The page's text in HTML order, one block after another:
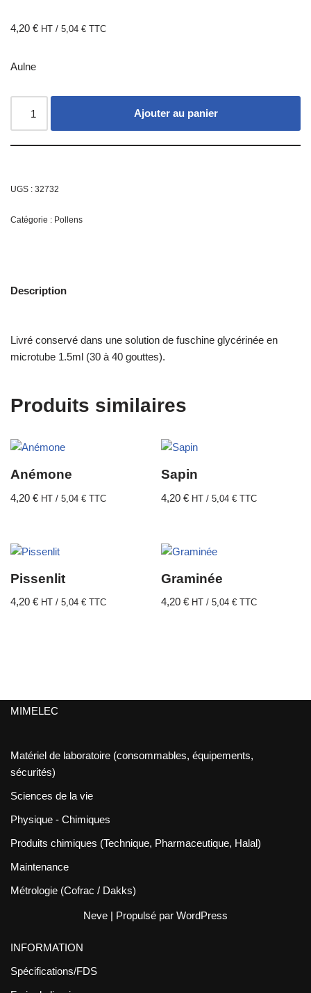
4,20 € HT / 5,04 € TTC
Aulne
Ajouter au panier
UGS : 32732
Catégorie : Pollens
Description
Livré conservé dans une solution de fuschine glycérinée en
microtube 1.5ml (30 à 40 gouttes).
Produits similaires
Anémone
4,20 € HT / 5,04 € TTC
Sapin
4,20€ HT /5,04€ TTC
Pissenlit
4,20 € HT / 5,04 € TTC
Graminée
4,20€ HT /5,04€ TTC
MIMELEC
Matériel de laboratoire (consommables, équipements,
sécurités)
Sciences de la vie
Physique - Chimiques
Produits chimiques (Technique, Pharmaceutique, Halal)
Maintenance
Métrologie (Cofrac / Dakks)
Neve | Propulsé par WordPress
INFORMATION
Spécifications/FDS